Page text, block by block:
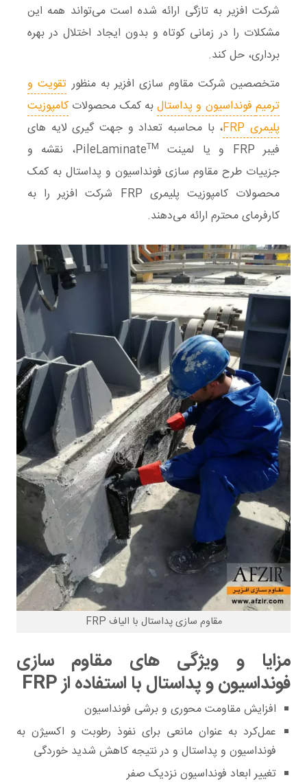
شرکت افزیر به تازگی ارائه شده‌ است می‌تواند همه این
مشکلات را در زمانی کوتاه و بدون ایجاد اختلال در بهره‌
برداری، حل کند.
متخصصین شرکت مقاوم سازی افزیر به منظور تقویت و
ترمیمفونداسیون و پداستالبه کمک محصولات کامپوزیت
پلیمری FRP
، با محاسبه تعداد و جهت ‌گیری لایه ‌های
فیبر FRP و یا لمینت PileLaminate
TM
، نقشه و
جزییات طرح مقاوم سازی فونداسیون و پداستال به کمک
محصولات کامپوزیت پلیمری FRP شرکت افزیر را به
کارفرمای محترم ارائه می‌دهند.
مقاوم سازی پداستال با الیاف FRP
مزایا و ویژگی های مقاوم سازی
فونداسیون‌ و پداستال با استفاده از FRP
افزایش مقاومت محوری و برشی فونداسیون
عمل‌کرد به عنوان مانعی برای نفوذ رطوبت و اکسیژن به
فونداسیون و پداستال و در نتیجه کاهش شدید خوردگی
تغییر ابعاد فونداسیون نزدیک صفر